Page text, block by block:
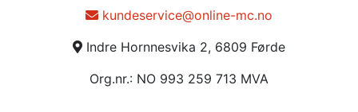
kundeservice@online-mc.no
Indre Hornnesvika 2, 6809 Førde
Org.nr.: NO 993 259 713 MVA